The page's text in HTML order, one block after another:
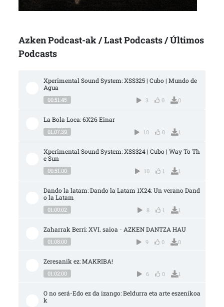
Azken Podcast-ak / Last Podcasts / Últimos
Podcasts
Xperimental Sound System: XSS325 | Cubo | Mundo de
Agua
00:51:45 3 0 0
La Bola Loca: 6X26 Einar
01:07:39 10 0 1
Xperimental Sound System: XSS324 | Cubo | Way To Th
e Sun
00:51:00 10 1 1
Dando la latam: Dando la Latam 1X24: Un verano Dand
o la Latam
01:00:02 8 1 1
Zaharrak Berri: XVI. saioa - AZKEN DANTZA HAU
01:08:00 9 0 0
Zeresanik ez: MAKRIBA!
01:02:00 6 0 1
O no será-Edo ez da izango: Beldurra eta arte eszenikoa
k